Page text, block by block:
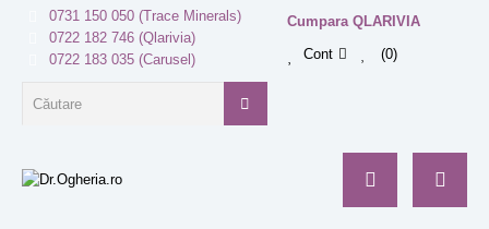
0731 150 050 (Trace Minerals)
0722 182 746 (Qlarivia)
0722 183 035 (Carusel)
Cumpara QLARIVIA
Cont
0